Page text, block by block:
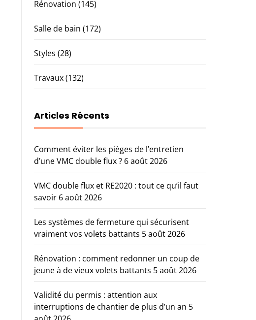
Rénovation (145)
Salle de bain (172)
Styles (28)
Travaux(132)
Articles Récents
Comment éviter les pièges de l’entretien
d’une VMC double flux ? 6 août 2026
VMC double flux et RE2020 : tout ce qu’il faut
savoir 6 août 2026
Les systèmes de fermeture qui sécurisent
vraiment vos volets battants 5 août 2026
Rénovation : comment redonner un coup de
jeune à de vieux volets battants 5 août 2026
Validité du permis : attention aux
interruptions de chantier de plus d’un an 5